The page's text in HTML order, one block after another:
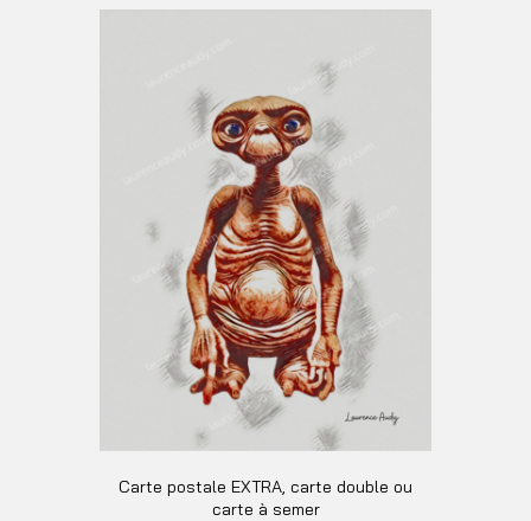
variations.
Les
options
peuvent
être
choisies
sur
la
page
du
produit
Carte postale EXTRA, carte double ou
carte à semer